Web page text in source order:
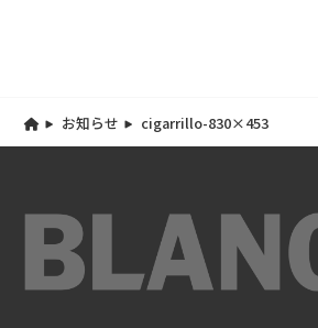
お知らせ cigarrillo-830×453